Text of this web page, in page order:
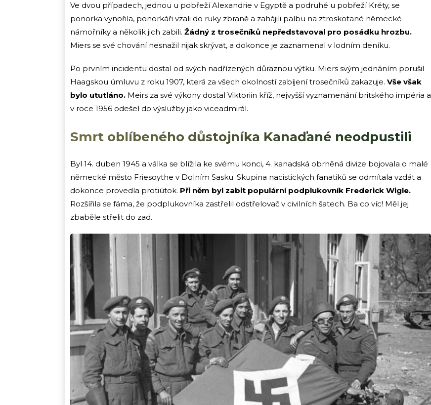
Ve dvou případech, jednou u pobřeží Alexandrie v Egyptě a podruhé u pobřeží Kréty, se
ponorka vynořila, ponorkáři vzali do ruky zbraně a zahájili palbu na ztroskotané německé
námořníky a několik jich zabili. Žádný z trosečníků nepředstavoval pro posádku hrozbu.
Miers se své chování nesnažil nijak skrývat, a dokonce je zaznamenal v lodním deníku.
Po prvním incidentu dostal od svých nadřízených důraznou výtku. Miers svým jednáním porušil
Haagskou úmluvu z roku 1907, která za všech okolností zabíjení trosečníků zakazuje. Vše však
bylo ututláno. Meirs za své výkony dostal Viktoriin kříž, nejvyšší vyznamenání britského impéria a
v roce 1956 odešel do výslužby jako viceadmirál.
Smrt oblíbeného důstojníka Kanaďané neodpustili
Byl 14. duben 1945 a válka se blížila ke svému konci, 4. kanadská obrněná divize bojovala o malé
německé město Friesoythe v Dolním Sasku. Skupina nacistických fanatiků se odmítala vzdát a
dokonce provedla protiútok. Při něm byl zabit populární podplukovník Frederick Wigle.
Rozšířila se fáma, že podplukovníka zastřelil odstřelovač v civilních šatech. Ba co víc! Měl jej
zbaběle střelit do zad.